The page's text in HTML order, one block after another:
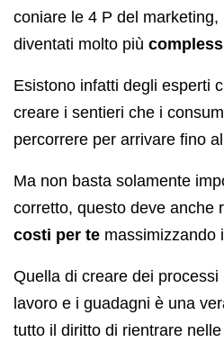
coniare le 4 P del
diventati molto più
Esistono infatti degli esperti
creare i sentieri che i
percorrere per arrivare fino
Ma non basta solamente
corretto, questo deve anche
costi per te massimizzando
Quella di creare dei
lavoro e i guadagni è una
tutto il diritto di rientrare